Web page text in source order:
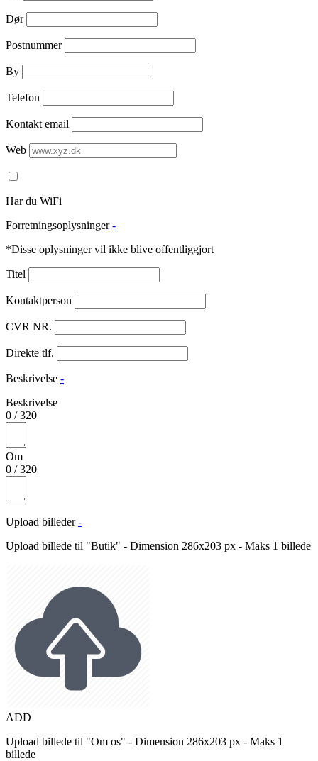
Dør
Postnummer
By
Telefon
Kontakt email
Web
Har du WiFi
Forretningsoplysninger -
*Disse oplysninger vil ikke blive offentliggjort
Titel
Kontaktperson
CVR NR.
Direkte tlf.
Beskrivelse -
Beskrivelse
0 /320
Om
0 /320
Upload billeder -
Upload billede til "Butik" - Dimension 286x203 px - Maks 1 billede
ADD
Upload billede til "Om os" - Dimension 286x203 px - Maks 1
billede